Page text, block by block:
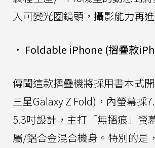
入可變光圈鏡頭，攝影能力再進
• Foldable iPhone (摺疊款
傳聞這款摺疊機將採用書本式
三星Galaxy Z Fold)，內螢幕採
5.3吋設計，主打「無摺痕」螢
屬/鋁合金混合機身。特別的是